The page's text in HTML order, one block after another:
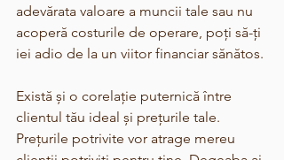
adevărata valoare a muncii tale sau nu
acoperă costurile de operare, poți să-ți
iei adio de la un viitor financiar sănătos.
Există și o corelație puternică între
clientul tău ideal și prețurile tale.
Prețurile potrivite vor atrage mereu